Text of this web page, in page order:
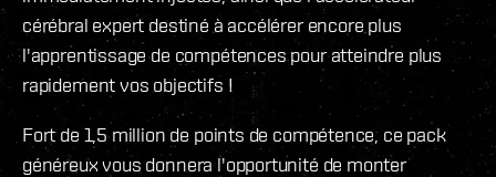
cérébral expert destiné à accélérer encore plus
l'apprentissage de compétences pour atteindre plus
rapidement vos objectifs !
Fort de 1,5 million de points de compétence, ce pack
généreux vous donnera l'opportunité de monter